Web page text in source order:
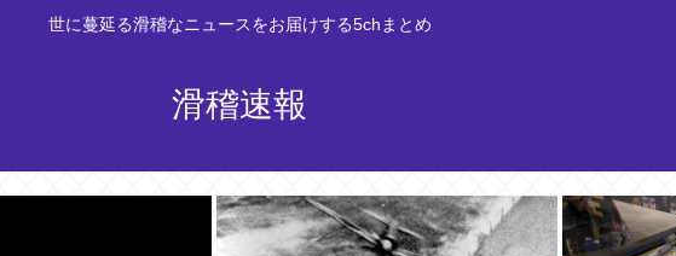
世に蔓延る滑稽なニュースをお届けする5chまとめ
滑稽速報